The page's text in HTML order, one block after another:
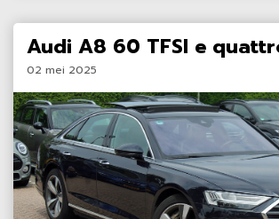
Audi A8 60 TFSI e
02 mei 2025